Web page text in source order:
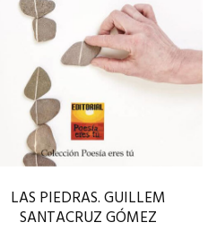
LAS PIEDRAS. GUILLEM
SANTACRUZ GÓMEZ